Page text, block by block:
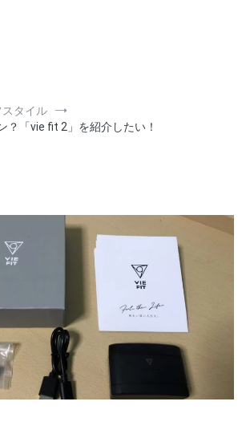
スタイル
？「vie fit 2」を紹介したい！